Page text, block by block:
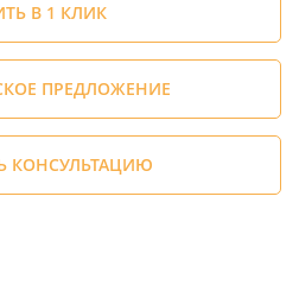
В 1 КЛИК
ПРЕДЛОЖЕНИЕ
КОНСУЛЬТАЦИЮ